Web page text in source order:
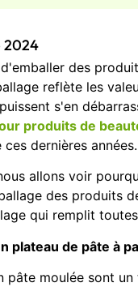
2024
des
reflète les
s'en
produits de
dernières
allons voir
des produits
qui remplit
plateau de pâte à
pâte moulée sont